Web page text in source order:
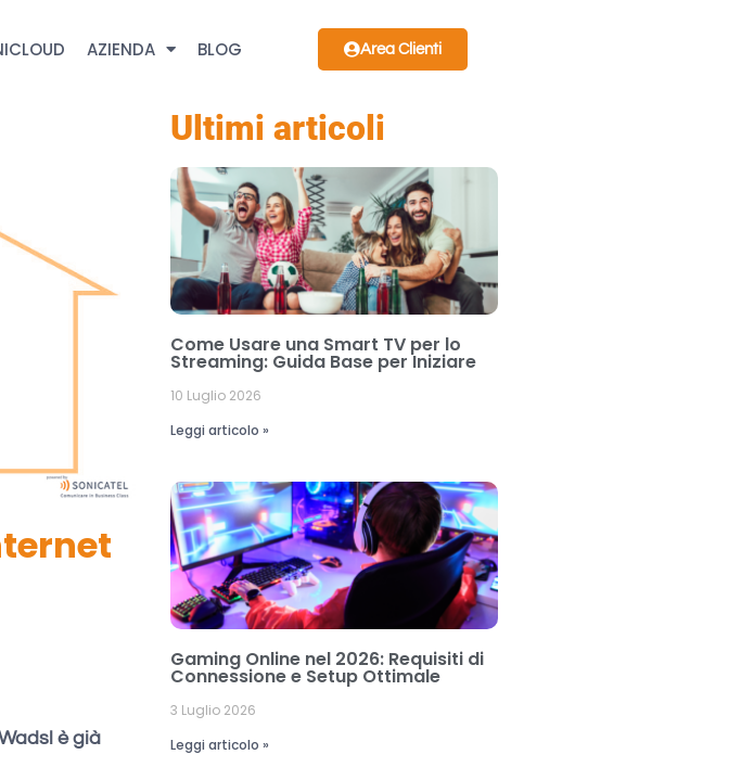
AZIENDA BLOG Area Clienti
è già
Ultimi articoli
Come Usare una Smart TV per lo
Streaming: Guida Base per Iniziare
10 Luglio 2026
Leggi articolo »
Gaming Online nel 2026: Requisiti di
Connessione e Setup Ottimale
3 Luglio 2026
Leggi articolo »